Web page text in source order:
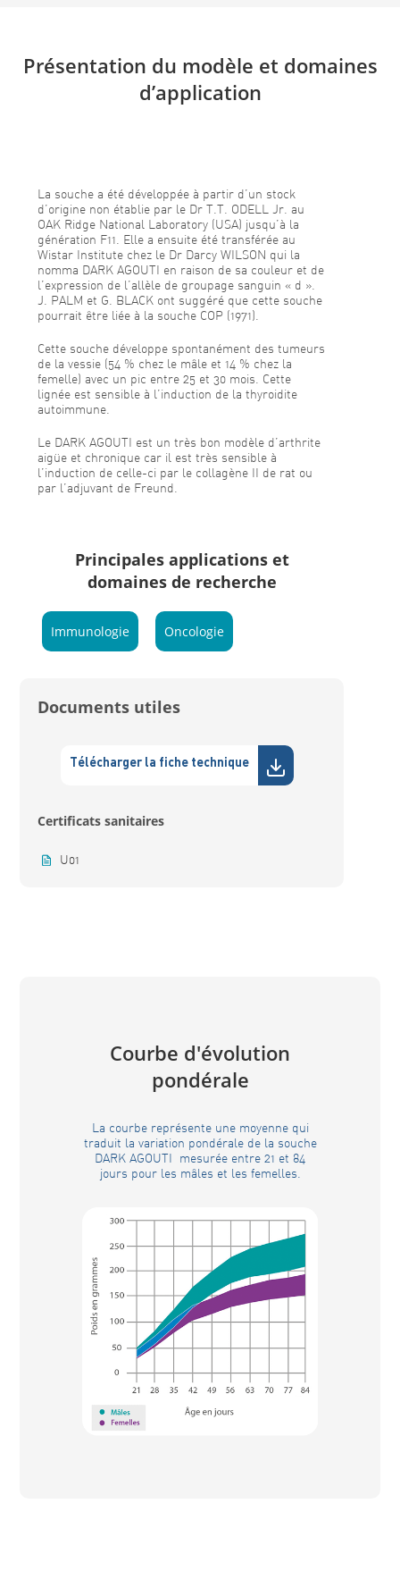
Présentation du modèle et domaines
d’application
La souche a été développée à partir d’un stock
d’origine non établie par le Dr T.T. ODELL Jr. au
OAK Ridge National Laboratory (USA) jusqu’à la
génération F11. Elle a ensuite été transférée au
Wistar Institute chez le Dr Darcy WILSON qui la
nomma DARK AGOUTI en raison de sa couleur et de
l’expression de l’allèle de groupage sanguin « d ».
J. PALM et G. BLACK ont suggéré que cette souche
pourrait être liée à la souche COP (1971).
Cette souche développe spontanément des tumeurs
de la vessie (54 % chez le mâle et 14 % chez la
femelle) avec un pic entre 25 et 30 mois. Cette
lignée est sensible à l’induction de la thyroidite
autoimmune.
Le DARK AGOUTI est un très bon modèle d’arthrite
aigüe et chronique car il est très sensible à
l’induction de celle-ci par le collagène II de rat ou
par l’adjuvant de Freund.
Principales applications et
domaines de recherche
Immunologie Oncologie
Documents utiles
Télécharger la fiche technique
Certificats sanitaires
U01
Courbe d'évolution
pondérale
La courbe représente une moyenne qui
traduit la variation pondérale de la souche
DARK AGOUTI mesurée entre 21 et 84
jours pour les mâles et les femelles.